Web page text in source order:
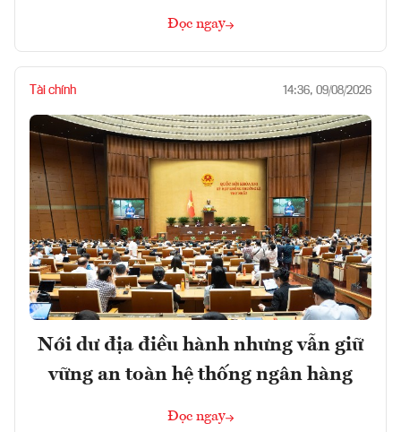
Đọc ngay
Tài chính 14:36, 09/08/2026
Nới dư địa điều hành nhưng vẫn giữ
vững an toàn hệ thống ngân hàng
Đọc ngay